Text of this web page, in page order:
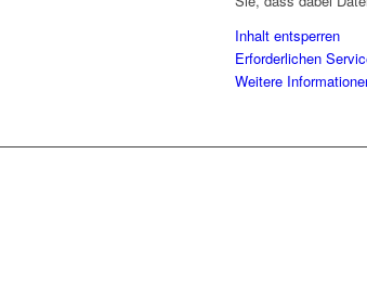
Inhalt entsperren
Erforderlichen
Weitere